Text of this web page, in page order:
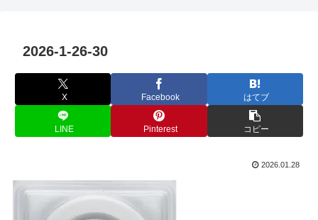
2026-1-26-30
X Facebook はてブ
LINE Pinterest コピー
2026.01.28